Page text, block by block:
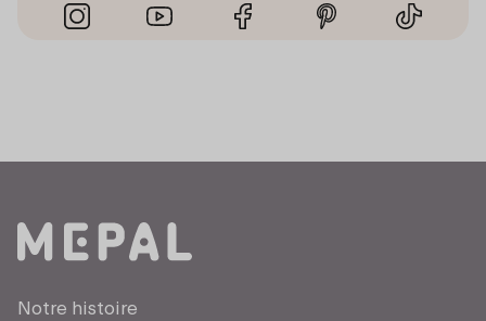
Notre histoire